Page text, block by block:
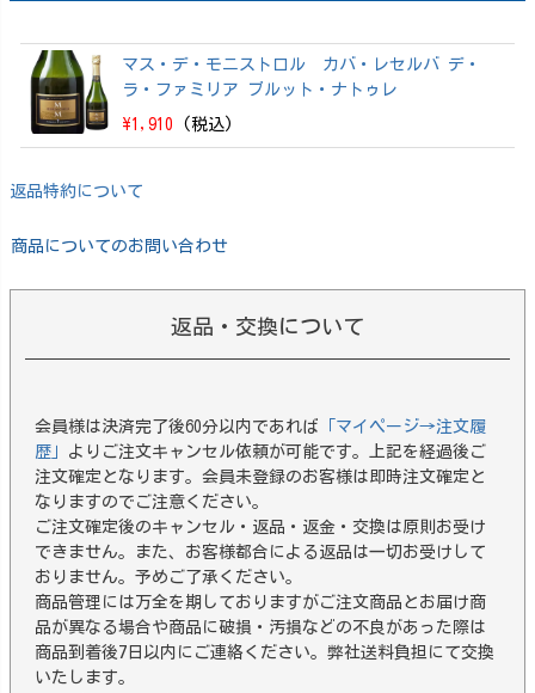
マス・デ・モニストロル カバ・レセルバ デ・
ラ・ファミリア ブルット・ナトゥレ
\1,910 (税込)
返品特約について
商品についてのお問い合わせ
返品・交換について
会員様は決済完了後60分以内であれば 「マイページ→注文履
歴」 よりご注文キャンセル依頼が可能です。上記を経過後ご
注文確定となります。会員未登録のお客様は即時注文確定と
なりますのでご注意ください。
ご注文確定後のキャンセル・返品・返金・交換は原則お受け
できません。また、お客様都合による返品は一切お受けして
おりません。予めご了承ください。
商品管理には万全を期しておりますがご注文商品とお届け商
品が異なる場合や商品に破損・汚損などの不良があった際は
商品到着後7日以内にご連絡ください。弊社送料負担にて交換
いたします。